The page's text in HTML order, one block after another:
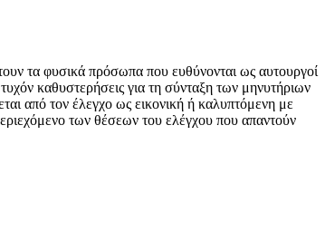
τα φυσικά πρόσωπα που ευθύνονται ως αυτουργοί
καθυστερήσεις για τη σύνταξη των μηνυτήριων
από τον έλεγχο ως εικονική ή καλυπτόμενη με
των θέσεων του ελέγχου που απαντούν